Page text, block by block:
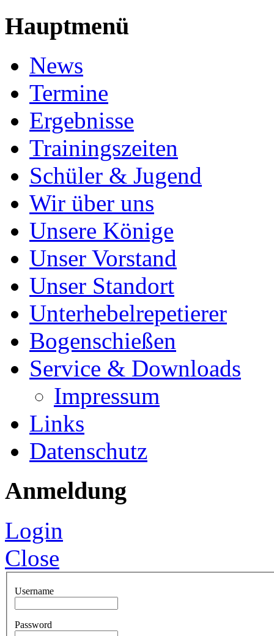
Hauptmenü
News
Termine
Ergebnisse
Trainingszeiten
Schüler & Jugend
Wir über uns
Unsere Könige
Unser Vorstand
Unser Standort
Unterhebelrepetierer
Bogenschießen
Service & Downloads
Impressum
Links
Datenschutz
Anmeldung
Login
Close
Username
Password